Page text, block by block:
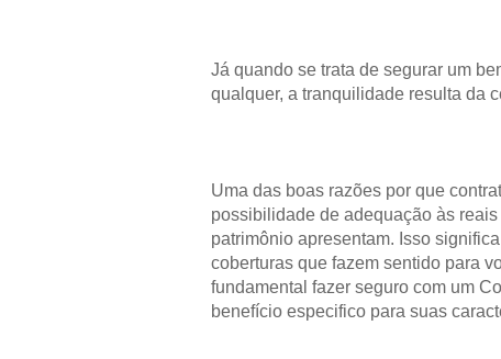
Já quando se trata de segurar um
qualquer, a tranquilidade resulta da
Uma das boas razões por que
possibilidade de adequação às
patrimônio apresentam. Isso
coberturas que fazem sentido para
fundamental fazer seguro com um
benefício especifico para suas